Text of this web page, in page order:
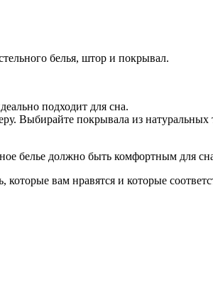
белья, штор и покрывал.
подходит для сна.
Выбирайте покрывала из натуральных
белье должно быть комфортным для
вам нравятся и которые